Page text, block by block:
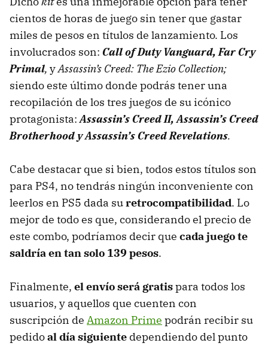
cientos de horas de juego sin tener que gastar
miles de pesos en títulos de lanzamiento. Los
involucrados son: Call of Duty Vanguard, Far Cry
Primal, yAssassin’s Creed: The Ezio Collection;
siendo este último donde podrás tener una
recopilación de los tres juegos de su icónico
protagonista: Assassin’s Creed II, Assassin’s Creed
Brotherhood y Assassin’s Creed Revelations.
Cabe destacar que si bien, todos estos títulos son
para PS4, no tendrás ningún inconveniente con
leerlos en PS5 dada suretrocompatibilidad. Lo
mejor de todo es que, considerando el precio de
este combo, podríamos decir que cada juego te
saldría en tan solo 139 pesos.
Finalmente, el envío será gratispara todos los
usuarios, y aquellos que cuenten con
suscripción de Amazon Prime podrán recibir su
pedidoal día siguiente dependiendo del punto